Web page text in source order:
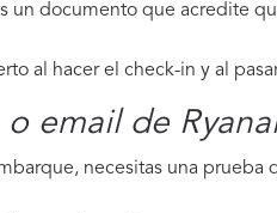
un documento que acredite
al hacer el check-in y al
o email de
necesitas una